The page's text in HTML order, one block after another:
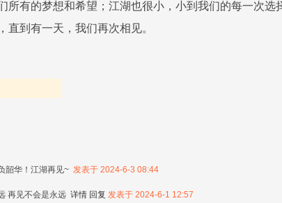
所有的梦想和希望；江湖也很小，小到我们的每一次
直到有一天，我们再次相见。
韶华！江湖再见~ 发表于 2024-6-3 08:44
再见不会是永远 详情 回复 发表于 2024-6-1 12:57